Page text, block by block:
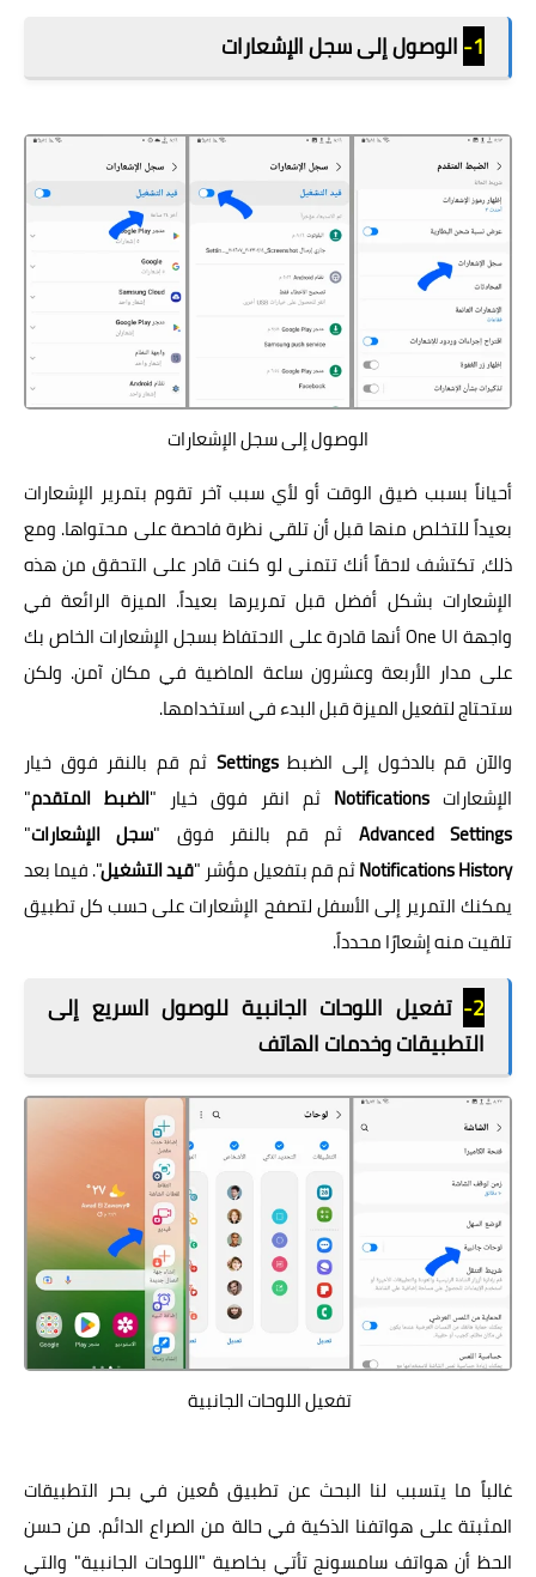
1- الوصول إلى سجل الإشعارات
الوصول إلى سجل الإشعارات
أحياناً بسبب ضيق الوقت أو لأي سبب آخر تقوم بتمرير الإشعارات
بعيداً للتخلص منها قبل أن تلقي نظرة فاحصة على محتواها. ومع
ذلك، تكتشف لاحقاً أنك تتمنى لو كنت قادر على التحقق من هذه
الإشعارات بشكل أفضل قبل تمريرها بعيداً. الميزة الرائعة في
واجهة One UI أنها قادرة على الاحتفاظ بسجل الإشعارات الخاص بك
على مدار الأربعة وعشرون ساعة الماضية في مكان آمن. ولكن
ستحتاج لتفعيل الميزة قبل البدء في استخدامها.
والآن قم بالدخول إلى الضبطSettings ثم قم بالنقر فوق خيار
الإشعارات Notifications ثم انقر فوق خيار "الضبط المتقدم"
Advanced Settings ثم قم بالنقر فوق "سجل الإشعارات"
Notifications Historyثم قم بتفعيل مؤشر "قيد التشغيل". فيما بعد
يمكنك التمرير إلى الأسفل لتصفح الإشعارات على حسب كل تطبيق
تلقيت منه إشعارًا محدداً.
2- تفعيل اللوحات الجانبية للوصول السريع إلى
التطبيقات وخدمات الهاتف
تفعيل اللوحات الجانبية
غالباً ما يتسبب لنا البحث عن تطبيق مُعين في بحر التطبيقات
المثبتة على هواتفنا الذكية في حالة من الصراع الدائم. من حسن
الحظ أن هواتف سامسونج تأتي بخاصية "اللوحات الجانبية" والتي